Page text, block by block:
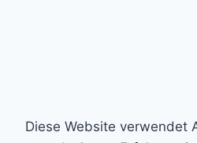
Diese Website verwendet